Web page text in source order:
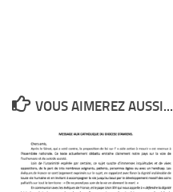
VOUS AIMEREZ AUSSI...